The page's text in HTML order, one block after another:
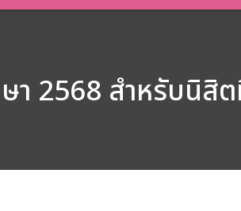
า 2568 สำหรับนิสิ